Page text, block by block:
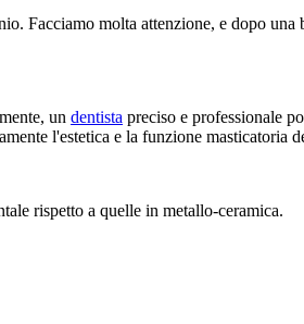
Facciamo molta attenzione, e dopo
un dentista preciso e professionale
l'estetica e la funzione masticatoria
rispetto a quelle in metallo-ceramica.